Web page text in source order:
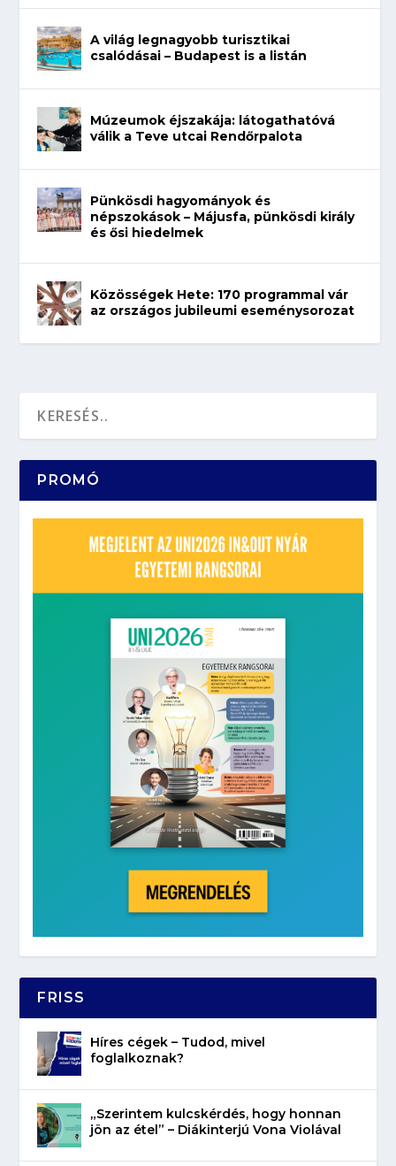
A világ legnagyobb turisztikai
csalódásai – Budapest is a listán
Múzeumok éjszakája: látogathatóvá
válik a Teve utcai Rendőrpalota
Pünkösdi hagyományok és
népszokások – Májusfa, pünkösdi király
és ősi hiedelmek
Közösségek Hete: 170 programmal vár
az országos jubileumi eseménysorozat
PROMÓ
FRISS
Híres cégek – Tudod, mivel
foglalkoznak?
„Szerintem kulcskérdés, hogy honnan
jön az étel” – Diákinterjú Vona Violával